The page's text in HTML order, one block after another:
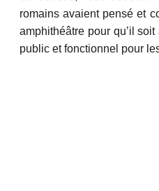
romains avaient pensé et
amphithéâtre pour qu’il
public et fonctionnel pour